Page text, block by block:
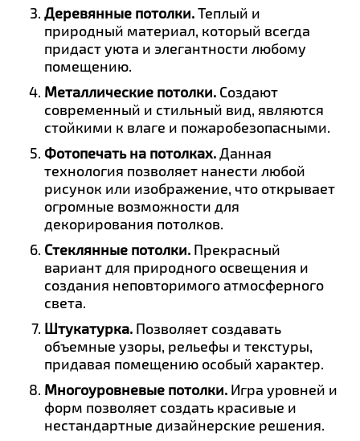
Деревянные потолки.Теплый и
природный материал, который всегда
придаст уюта и элегантности любому
помещению.
Металлические потолки.Создают
современный и стильный вид, являются
стойкими к влаге и пожаробезопасными.
Фотопечать на потолках.Данная
технология позволяет нанести любой
рисунок или изображение, что открывает
огромные возможности для
декорирования потолков.
Стеклянные потолки.Прекрасный
вариант для природного освещения и
создания неповторимого атмосферного
света.
Штукатурка.Позволяет создавать
объемные узоры, рельефы и текстуры,
придавая помещению особый характер.
Многоуровневые потолки.Игра уровней и
форм позволяет создать красивые и
нестандартные дизайнерские решения.